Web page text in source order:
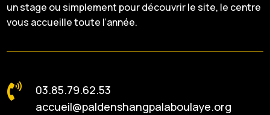
un stage ou simplement pour découvrir le site, le centre
vous accueille toute l’année.

03.85.79.62.53
accueil@paldenshangpalaboulaye.org